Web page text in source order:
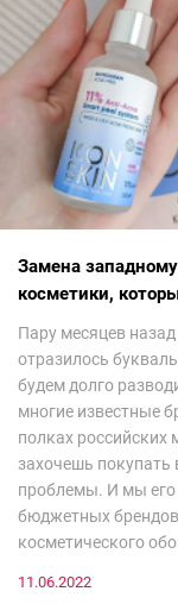
Замена
косметики,
Пару месяцев назад
отразилось
будем долго
многие известные
полках российских
захочешь
проблемы. И мы его
бюджетных брендов
косметического
11.06.2022